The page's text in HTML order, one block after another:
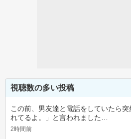
視聴数の多い投稿
この前、男友達と電話をしていたら
れてるよ。」と言われました…
2時間前